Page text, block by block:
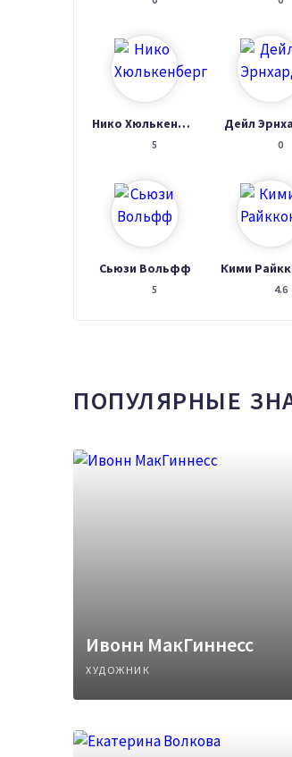
Нико Хюлькенберг
5
Дейл
0
Сьюзи Вольфф
5
Кими
4.6
ПОПУЛЯРНЫЕ
Ивонн МакГиннесс
ХУДОЖНИК